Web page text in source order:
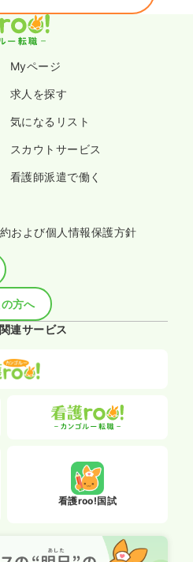
Myページ
求人を探す
気になるリスト
スカウトサービス
看護師派遣で働く
および個人情報保護方針
方へ
連サービス
看護roo!国試